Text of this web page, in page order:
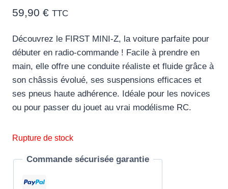
59,90 € TTC
Découvrez le FIRST MINI-Z, la voiture parfaite pour
débuter en radio-commande ! Facile à prendre en
main, elle offre une conduite réaliste et fluide grâce à
son châssis évolué, ses suspensions efficaces et
ses pneus haute adhérence. Idéale pour les novices
ou pour passer du jouet au vrai modélisme RC.
Rupture de stock
Commande sécurisée garantie